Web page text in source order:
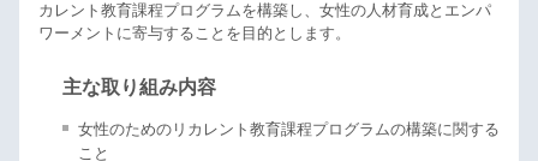
カレント教育課程プログラムを構築し、女性の人材育成とエンパ
ワーメントに寄与することを目的とします。
主な取り組み内容
女性のためのリカレント教育課程プログラムの構築に関する
こと